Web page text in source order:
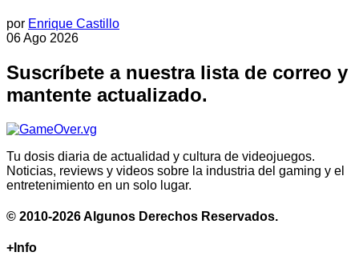
por Enrique Castillo
06 Ago 2026
Suscríbete a nuestra lista de correo y
mantente actualizado.
Tu dosis diaria de actualidad y cultura de videojuegos.
Noticias, reviews y videos sobre la industria del gaming y el
entretenimiento en un solo lugar.
© 2010-2026 Algunos Derechos Reservados.
+Info